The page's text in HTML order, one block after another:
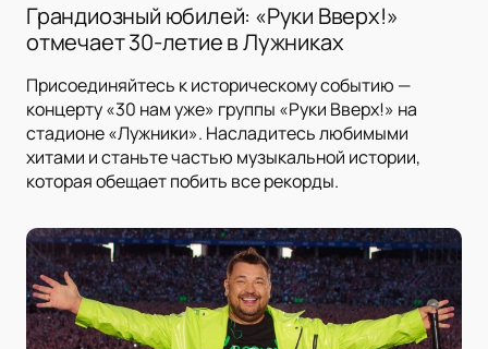
Грандиозный юбилей: «Руки Вверх!»
отмечает 30-летие в Лужниках
Присоединяйтесь к историческому событию —
концерту «30 нам уже» группы «Руки Вверх!» на
стадионе «Лужники». Насладитесь любимыми
хитами и станьте частью музыкальной истории,
которая обещает побить все рекорды.